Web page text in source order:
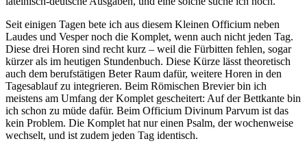
Seit einigen Tagen bete ich aus diesem Kleinen Officium neben
Laudes und Vesper noch die Komplet, wenn auch nicht jeden Tag.
Diese drei Horen sind recht kurz – weil die Fürbitten fehlen, sogar
kürzer als im heutigen Stundenbuch. Diese Kürze lässt theoretisch
auch dem berufstätigen Beter Raum dafür, weitere Horen in den
Tagesablauf zu integrieren. Beim Römischen Brevier bin ich
meistens am Umfang der Komplet gescheitert: Auf der Bettkante bin
ich schon zu müde dafür. Beim Officium Divinum Parvum ist das
kein Problem. Die Komplet hat nur einen Psalm, der wochenweise
wechselt, und ist zudem jeden Tag identisch.